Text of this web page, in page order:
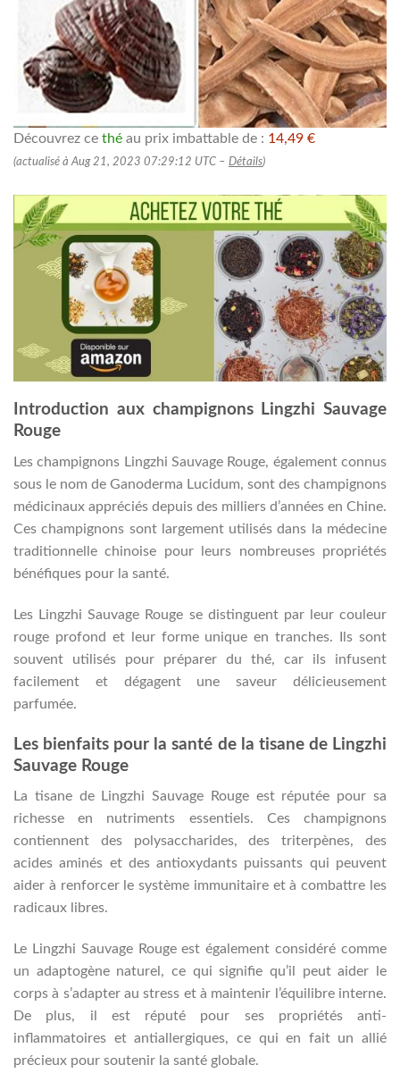
Découvrez ce thé au prix imbattable de : 14,49 €
(actualisé à Aug 21, 2023 07:29:12 UTC – Détails)
Introduction aux champignons Lingzhi Sauvage
Rouge
Les champignons Lingzhi Sauvage Rouge, également connus
sous le nom de Ganoderma Lucidum, sont des champignons
médicinaux appréciés depuis des milliers d’années en Chine.
Ces champignons sont largement utilisés dans la médecine
traditionnelle chinoise pour leurs nombreuses propriétés
bénéfiques pour la santé.
Les Lingzhi Sauvage Rouge se distinguent par leur couleur
rouge profond et leur forme unique en tranches. Ils sont
souvent utilisés pour préparer du thé, car ils infusent
facilement et dégagent une saveur délicieusement
parfumée.
Les bienfaits pour la santé de la tisane de Lingzhi
Sauvage Rouge
La tisane de Lingzhi Sauvage Rouge est réputée pour sa
richesse en nutriments essentiels. Ces champignons
contiennent des polysaccharides, des triterpènes, des
acides aminés et des antioxydants puissants qui peuvent
aider à renforcer le système immunitaire et à combattre les
radicaux libres.
Le Lingzhi Sauvage Rouge est également considéré comme
un adaptogène naturel, ce qui signifie qu’il peut aider le
corps à s’adapter au stress et à maintenir l’équilibre interne.
De plus, il est réputé pour ses propriétés anti-
inflammatoires et antiallergiques, ce qui en fait un allié
précieux pour soutenir la santé globale.